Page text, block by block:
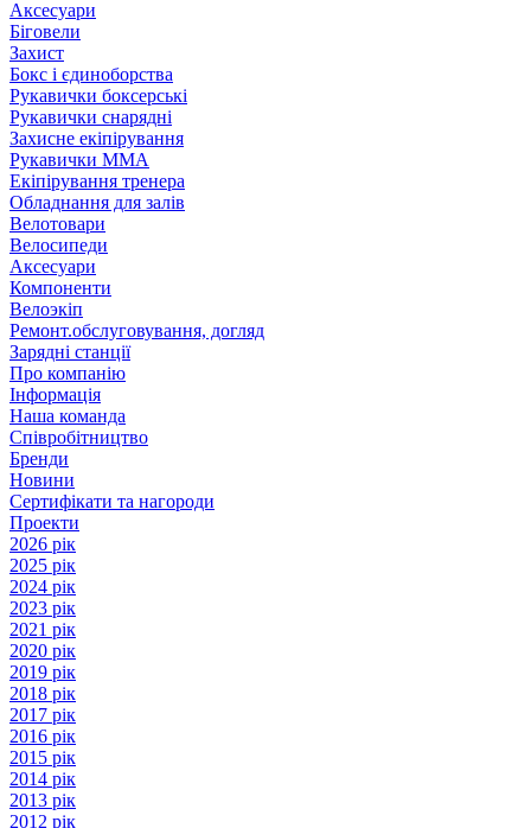
Аксесуари
Біговели
Захист
Бокс і єдиноборства
Рукавички боксерські
Рукавички снарядні
Захисне екіпірування
Рукавички ММА
Екіпірування тренера
Обладнання для залів
Велотовари
Велосипеди
Аксесуари
Компоненти
Велоэкіп
Ремонт.обслуговування, догляд
Зарядні станції
Про компанію
Інформація
Наша команда
Співробітництво
Бренди
Новини
Сертифікати та нагороди
Проекти
2026 рік
2025 рік
2024 рік
2023 рік
2021 рік
2020 рік
2019 рік
2018 рік
2017 рік
2016 рік
2015 рік
2014 рік
2013 рік
2012 рік